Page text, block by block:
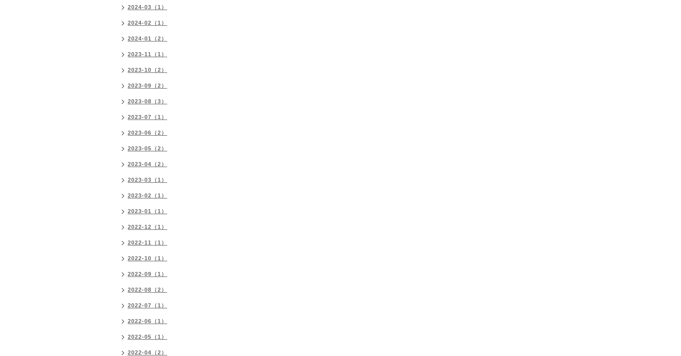
2024-03（1）
2024-02（1）
2024-01（2）
2023-11（1）
2023-10（2）
2023-09（2）
2023-08（3）
2023-07（1）
2023-06（2）
2023-05（2）
2023-04（2）
2023-03（1）
2023-02（1）
2023-01（1）
2022-12（1）
2022-11（1）
2022-10（1）
2022-09（1）
2022-08（2）
2022-07（1）
2022-06（1）
2022-05（1）
2022-04（2）